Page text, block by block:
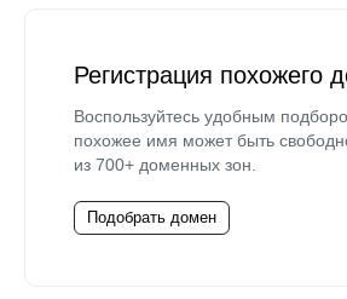
Регистрация похожего
Воспользуйтесь удобным
похожее имя может быть
из 700+ доменных зон.
Подобрать домен